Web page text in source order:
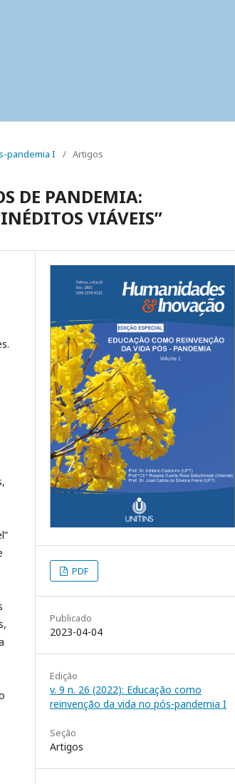
pandemia I / Artigos
DE PANDEMIA:
VIÁVEIS”
PDF
Publicado
2023-04-04
Edição
v. 9 n. 26 (2022): Educação como
reinvenção da vida no pós-pandemia I
Seção
Artigos